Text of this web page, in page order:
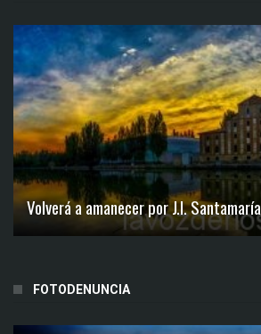
Volverá a amanecer por J.I. Santamaría
FOTODENUNCIA